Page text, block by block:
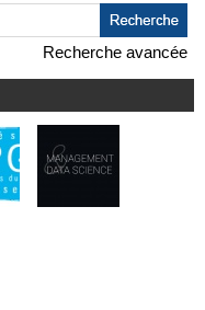
Recherche avancée